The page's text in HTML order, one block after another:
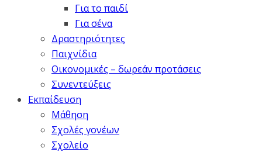
Για το παιδί
Για σένα
Δραστηριότητες
Παιχνίδια
Οικονομικές – δωρεάν προτάσεις
Συνεντεύξεις
Εκπαίδευση
Μάθηση
Σχολές γονέων
Σχολείο